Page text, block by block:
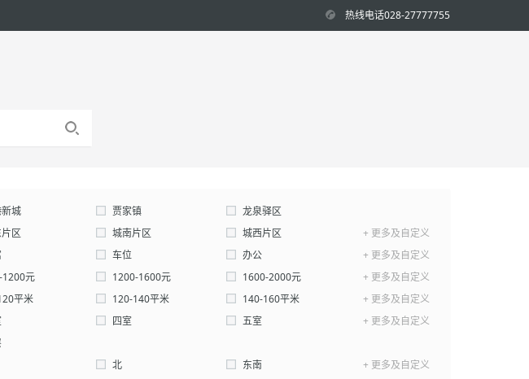
热线电话028-27777755
城 贾家镇
龙泉驿区
区 城南片区
城西片区
城 石桥镇
新市片区
+ 更多及自定义
车位
办公
+ 更多及自定义
元 1200-1600元
1600-2000元
确认
+ 更多及自定义
平米 120-140平米
140-160平米
平米 自定义：
+ 更多及自定义
四室
五室
+ 更多及自定义
北
东南
+ 更多及自定义